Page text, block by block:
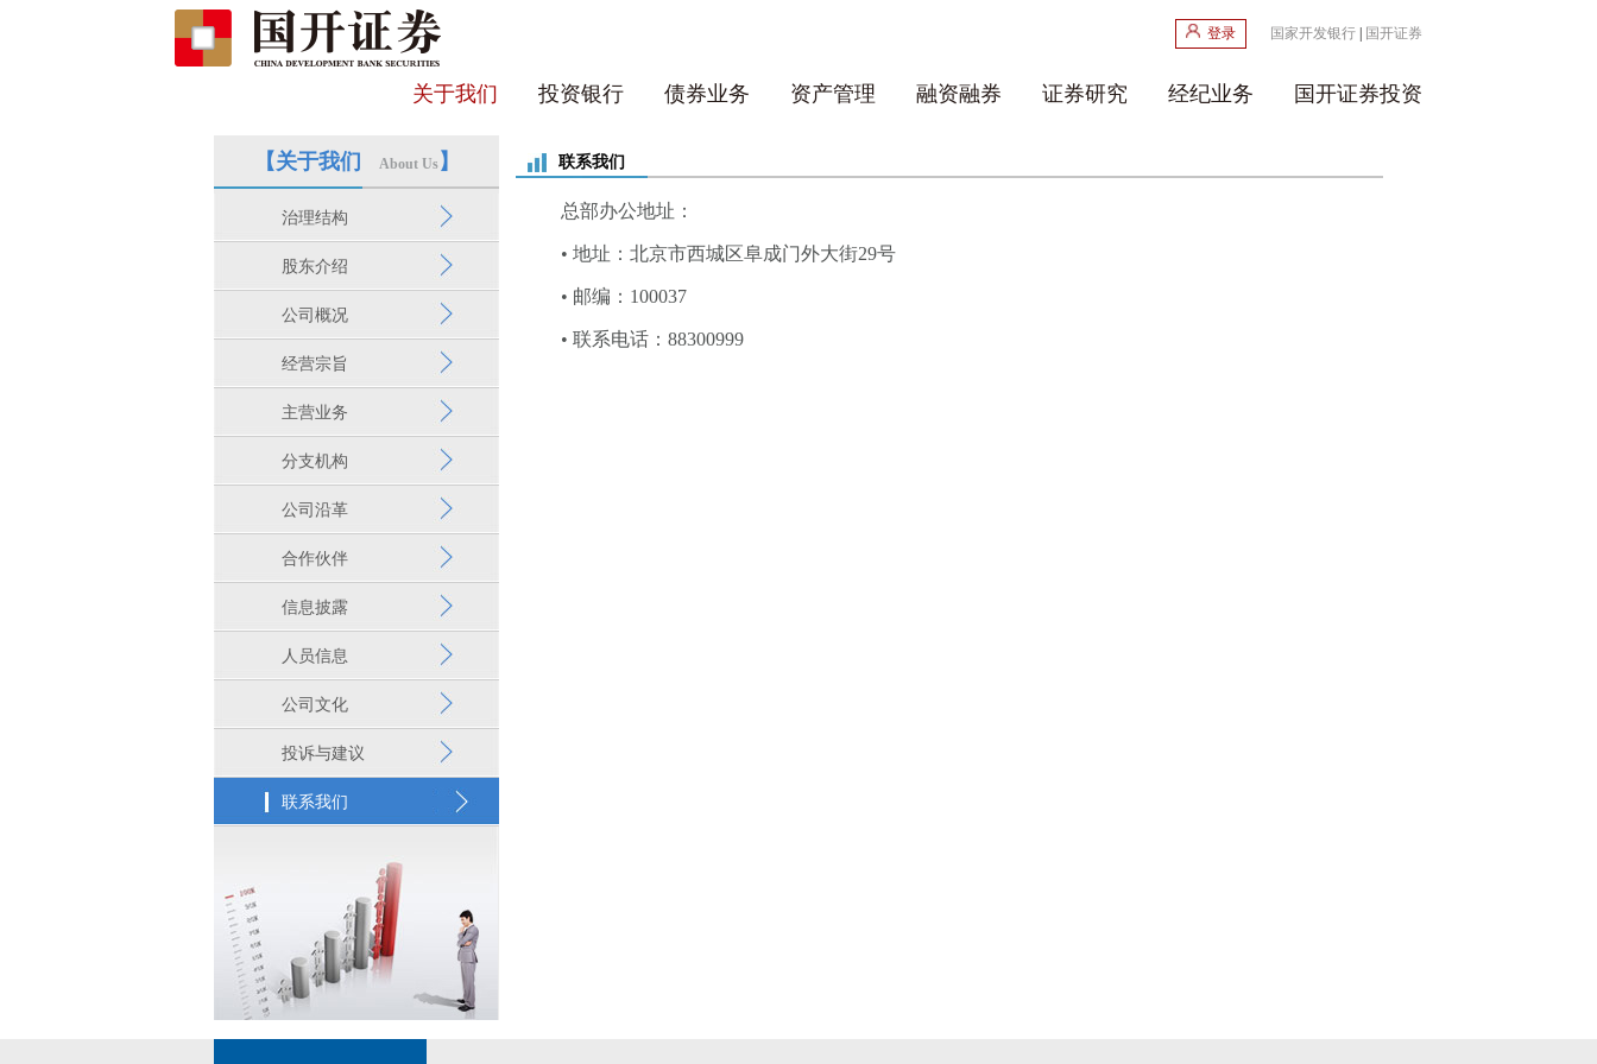
国家开发银行 国开证券
登录
关于我们 投资银行 债券业务 资产管理 融资融券 证券研究 经纪业务 国开证券投资
【关于我们 About Us】
治理结构
股东介绍
公司概况
经营宗旨
主营业务
分支机构
公司沿革
合作伙伴
信息披露
人员信息
公司文化
投诉与建议
联系我们
联系我们
总部办公地址：
• 地址：北京市西城区阜成门外大街29号
• 邮编：100037
• 联系电话：88300999